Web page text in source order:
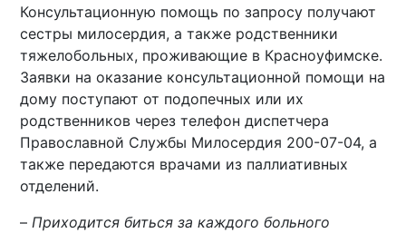
Консультационную помощь по запросу получают
сестры милосердия, а также родственники
тяжелобольных, проживающие в Красноуфимске.
Заявки на оказание консультационной помощи на
дому поступают от подопечных или их
родственников через телефон диспетчера
Православной Службы Милосердия 200-07-04, а
также передаются врачами из паллиативных
отделений.
– Приходится биться за каждого больного